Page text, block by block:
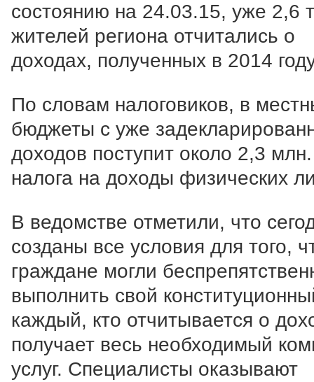
состоянию на 24.03.15, уже 2,6
жителей региона отчитались о
доходах, полученных в 2014
По словам налоговиков, в
бюджеты с уже
доходов поступит около 2,3 млн.
налога на доходы физических
В ведомстве отметили, что
созданы все условия для того,
граждане могли
выполнить свой
каждый, кто отчитывается о
получает весь необходимый
услуг. Специалисты оказывают